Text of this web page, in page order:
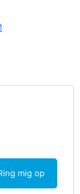
mig op